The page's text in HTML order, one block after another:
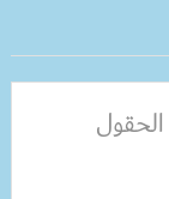
الحقول